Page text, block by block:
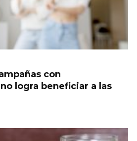
con
logra beneficiar a las